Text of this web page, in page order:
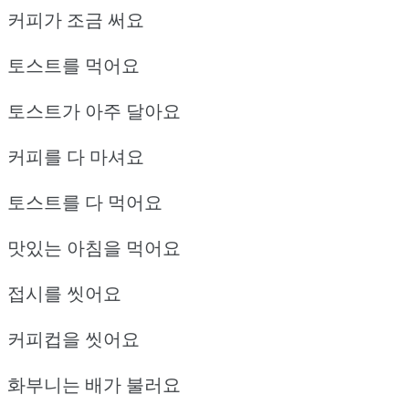
커피가 조금 써요
토스트를 먹어요
토스트가 아주 달아요
커피를 다 마셔요
토스트를 다 먹어요
맛있는 아침을 먹어요
접시를 씻어요
커피컵을 씻어요
화부니는 배가 불러요